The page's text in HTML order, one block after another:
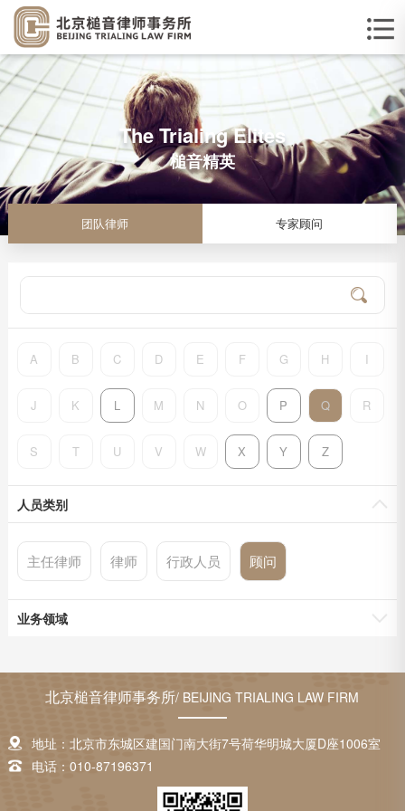
The Trialing Elites
槌音精英
团队律师 专家顾问
A B C D E F G H I
J K L M N O P Q R
S T U V W X Y Z
人员类别
主任律师 律师 行政人员 顾问
业务领域
北京槌音律师事务所/ BEIJING TRIALING LAW FIRM
地址：北京市东城区建国门南大街7号荷华明城大厦D座1006室
电话：010-87196371